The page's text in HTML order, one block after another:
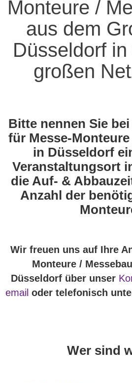
Monteure /
aus dem
Düsseldorf
großen
Bitte nennen Sie
für Messe-
in Düsseldorf
Veranstaltungsort
die Auf- &
Anzahl der
Wir freuen uns auf Ihre
Monteure /
Düsseldorf über unser
email oder telefonisch
Wer sind